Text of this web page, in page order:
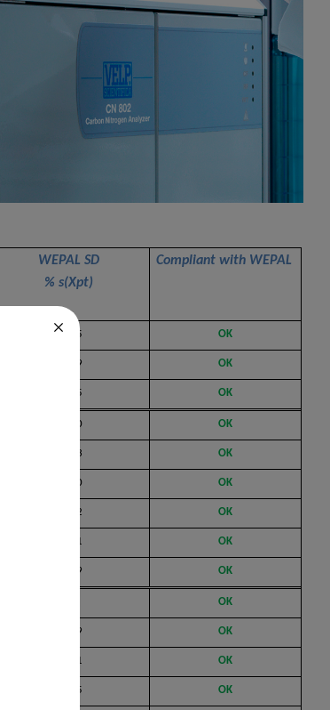
WEPAL SD
% s(Xpt)
Compliant with WEPAL
0.245 OK
0.019 OK
0.495 OK
0.130 OK
0.013 OK
0.590 OK
0.092 OK
0.011 OK
0.199 OK
OK
0.009 OK
0.101 OK
0.105 OK